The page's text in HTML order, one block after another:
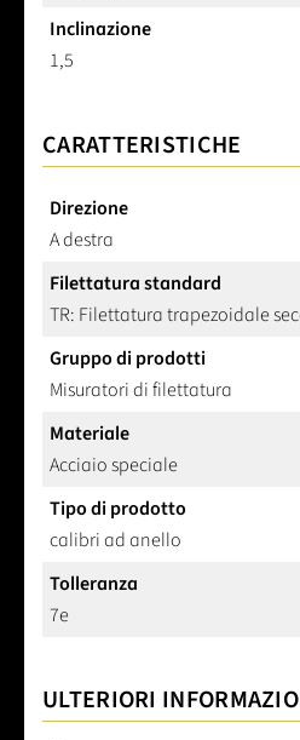
Inclinazione
1,5
CARATTERISTICHE
Direzione
A destra
Filettatura standard
TR: Filettatura trapezoidale
Gruppo di prodotti
Misuratori di filettatura
Materiale
Acciaio speciale
Tipo di prodotto
calibri ad anello
Tolleranza
7e
ULTERIORI